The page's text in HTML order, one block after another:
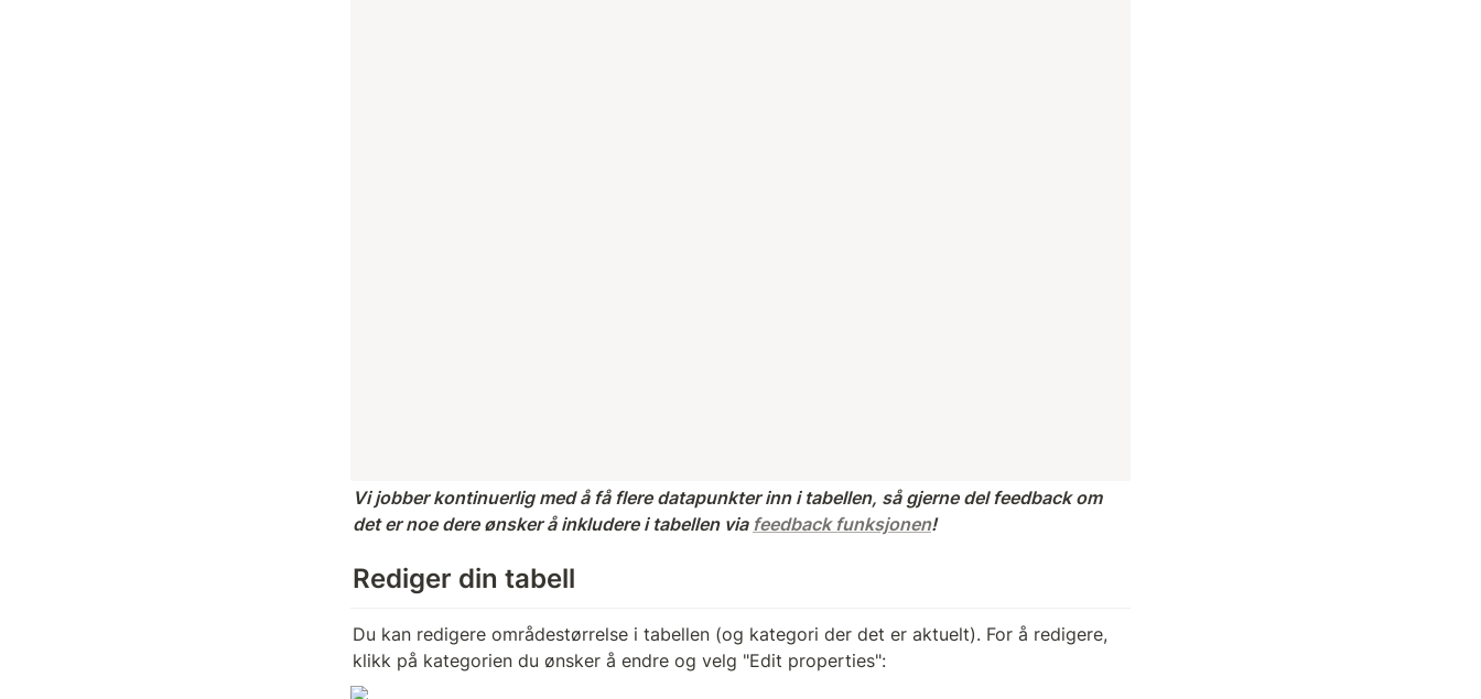
Vi jobber kontinuerlig med å få flere datapunkter inn i tabellen, så gjerne del feedback om
det er noe dere ønsker å inkludere i tabellen via feedback funksjonen!
Rediger din tabell
Du kan redigere områdestørrelse i tabellen (og kategori der det er aktuelt). For å redigere,
klikk på kategorien du ønsker å endre og velg "Edit properties":